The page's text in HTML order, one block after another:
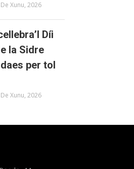
Xunu, 2026
Díi
la Sidre
per tol
Xunu, 2026